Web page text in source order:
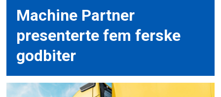
Machine Partner
presenterte fem ferske
godbiter